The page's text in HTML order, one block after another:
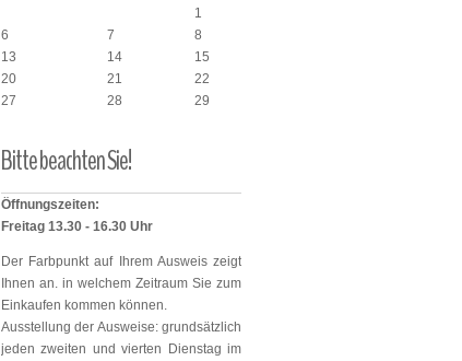
1
6
7 8
13
14 15
20
21 22
27
28 29
BittebeachtenSie!
Öffnungszeiten:
Freitag 13.30 - 16.30 Uhr
Der Farbpunkt auf Ihrem Ausweis zeigt
Ihnen an. in welchem Zeitraum Sie zum
Einkaufen kommen können.
Ausstellung der Ausweise: grundsätzlich
jeden zweiten und vierten Dienstag im